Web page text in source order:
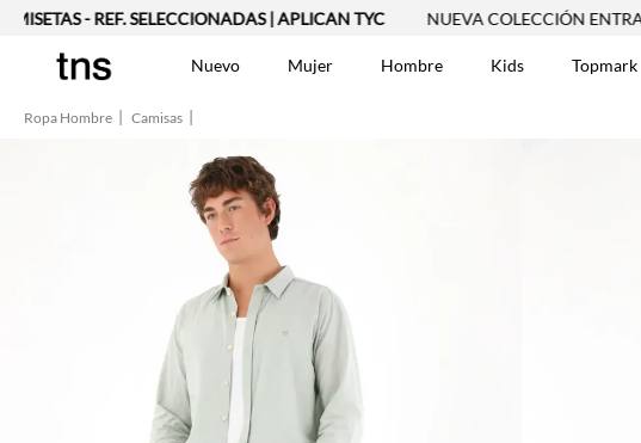
- REF. SELECCIONADAS | APLICAN TYC NUEVA COLECCIÓN ENTRA YA
Nuevo Mujer Hombre Kids Topmark
Ropa Hombre Camisas